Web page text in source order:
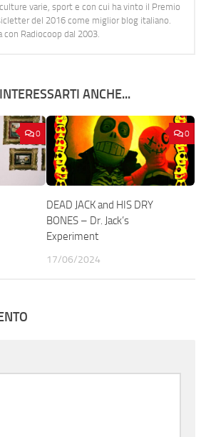
varie, sport e con cui ha vinto il Premio
del 2016 come miglior blog italiano.
con Radiocoop dal 2003.
ANCHE...
0 0
DEAD JACK and HIS DRY
BONES – Dr. Jack’s
Experiment
17/06/2024